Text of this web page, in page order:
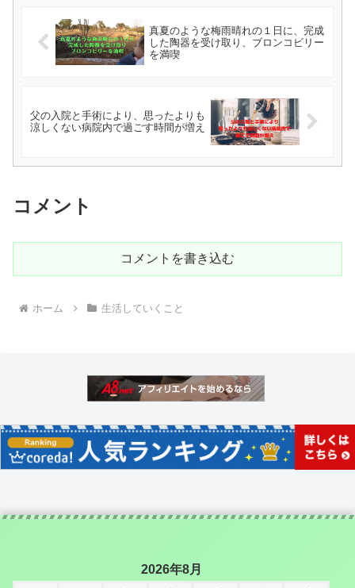
真夏のような梅雨晴れの１日に、完成
した陶器を受け取り、ブロンコビリー
を満喫
父の入院と手術により、思ったよりも
涼しくない病院内で過ごす時間が増え
コメント
コメントを書き込む
ホーム 生活していくこと
2026年8月